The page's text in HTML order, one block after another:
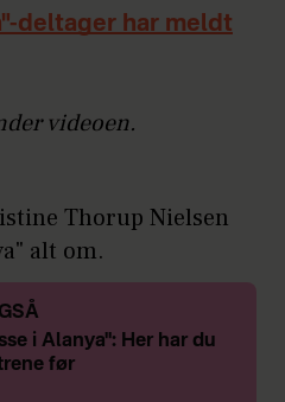
deltager har meldt
videoen.
Thorup Nielsen
alt om.
i Alanya": Her har du
før